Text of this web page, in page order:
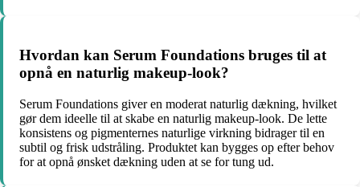
Hvordan kan Serum Foundations bruges til at
opnå en naturlig makeup-look?
Serum Foundations giver en moderat naturlig dækning, hvilket
gør dem ideelle til at skabe en naturlig makeup-look. De lette
konsistens og pigmenternes naturlige virkning bidrager til en
subtil og frisk udstråling. Produktet kan bygges op efter behov
for at opnå ønsket dækning uden at se for tung ud.